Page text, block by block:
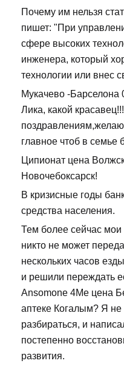
Почему им нельзя
пишет: "При
сфере высоких
инженера, который
технологии или внес
Мукачево -Барселона
Лика, какой
главное чтоб в семье
Ципионат цена
Новочебоксарск!
В кризисные годы
средства населения.
Тем более сейчас мои
никто не может
нескольких часов
и решили переждать
Ansomone 4Me цена
аптеке Когалым? Я не
разбираться, и
постепенно
развития.